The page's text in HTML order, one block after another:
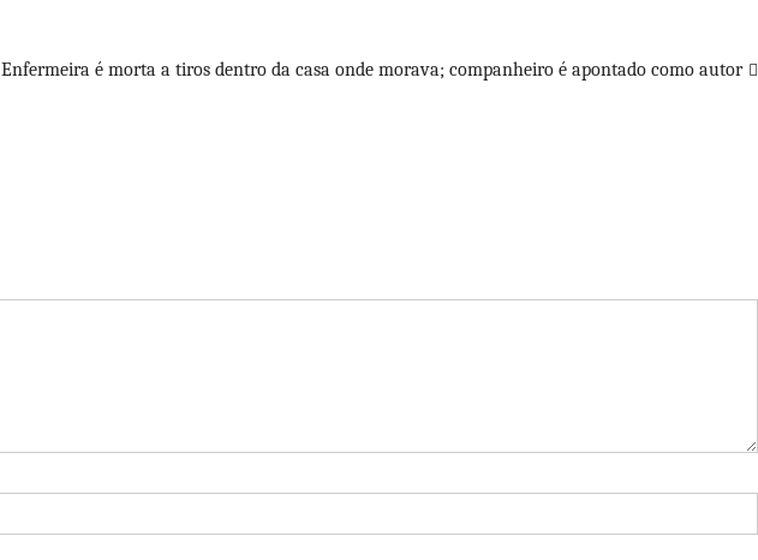
Enfermeira é morta a tiros dentro da casa onde morava; companheiro é apontado como autor